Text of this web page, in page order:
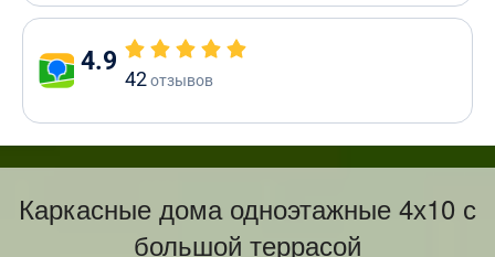
4.9
42отзывов
Каркасные дома одноэтажные 4х10 с
большой террасой